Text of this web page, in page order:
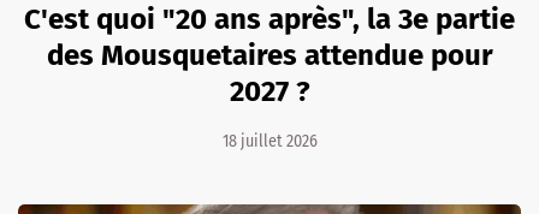
C'est quoi "20 ans après", la 3e partie
des Mousquetaires attendue pour
2027 ?
18 juillet 2026